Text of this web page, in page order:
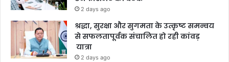
2 days ago
श्रद्धा, सुरक्षा और सुगमता के उत्कृष्ट समन्वय
से सफलतापूर्वक संचालित हो रही कांवड़
यात्रा
2 days ago